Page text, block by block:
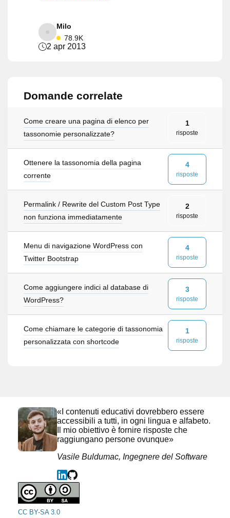
Milo
78.9K
2 apr 2013
Domande correlate
Come creare una pagina di elenco per
tassonomie personalizzate?
1
risposte
Ottenere la tassonomia della pagina
corrente
4
risposte
Permalink / Rewrite del Custom Post Type
non funziona immediatamente
2
risposte
Menu di navigazione WordPress con
Twitter Bootstrap
4
risposte
Come aggiungere indici al database di
WordPress?
3
risposte
Come chiamare le categorie di tassonomia
personalizzata con shortcode
1
risposte
«I contenuti educativi dovrebbero essere
accessibili a tutti, in ogni lingua e alfabeto.
Il mio obiettivo è fornire risposte che
raggiungano persone ovunque»
Vasile Buldumac, Ingegnere del Software
CC BY-SA 3.0